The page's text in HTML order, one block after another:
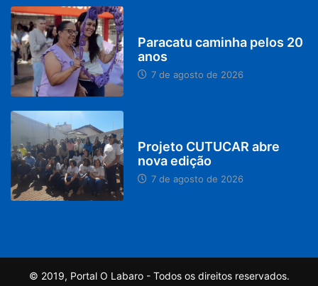
Paracatu caminha pelos 20
anos
7 de agosto de 2026
Projeto CUTUCAR abre
nova edição
7 de agosto de 2026
© 2019, Portal O Labaro - Todos os direitos reservados.